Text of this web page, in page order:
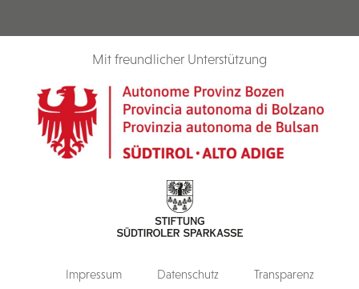
Mit freundlicher Unterstützung
Impressum Datenschutz Transparenz